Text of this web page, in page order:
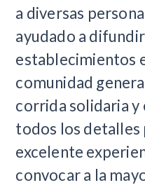
a diversas
ayudado a
establecimientos
comunidad
corrida solidaria y
todos los detalles
excelente
convocar a la